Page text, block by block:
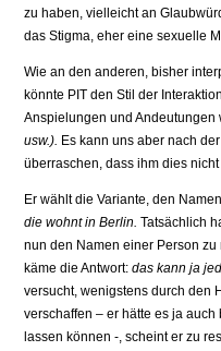
zu haben, vielleicht an
das Stigma, eher ei­ne sexuelle
Wie an den anderen, bisher
könnte PIT den Stil der
Anspielungen und Andeutungen
usw.). Es kann uns aber nach
überraschen, dass ihm dies
Er wählt die Variante, den
die wohnt in Ber­lin. Tatsächlich
nun den Namen einer Person
käme die Antwort: das kann ja
versucht, wenigstens durch den
verschaffen – er hätte es ja auch
lassen können -, scheint er zu